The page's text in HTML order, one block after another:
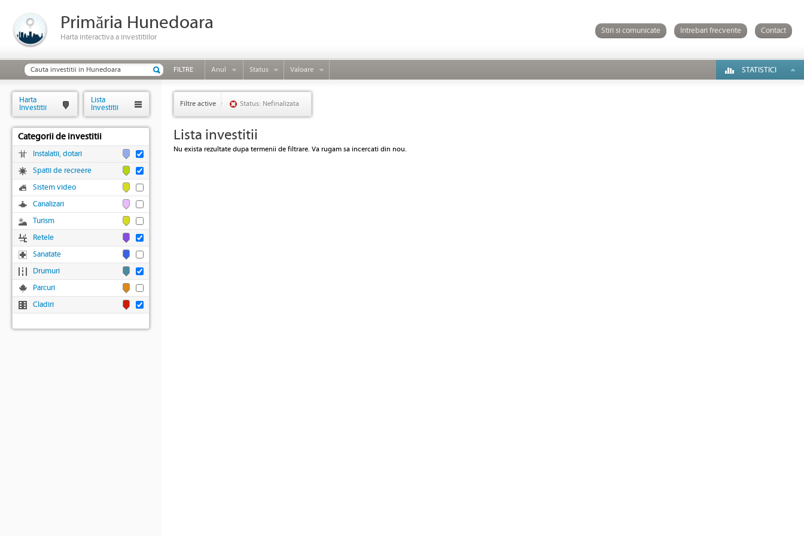
Primăria Hunedoara
Harta interactiva a investitiilor
Stiri si comunicate Intrebari frecvente Contact
FILTRE Anul Status Valoare STATISTICI
Filtre active Status: Nefinalizata
Lista investitii
Nu exista rezultate dupa termenii de filtrare. Va rugam sa incercati din nou.
Harta
Investitii
Lista
Investitii
Categorii de investitii
Instalatii, dotari
Spatii de recreere
Sistem video
Canalizari
Turism
Retele
Sanatate
Drumuri
Parcuri
Cladiri